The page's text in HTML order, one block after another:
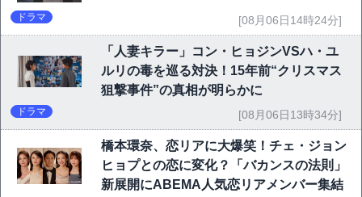
ドラマ [08月06日14時24分]
「人妻キラー」コン・ヒョジンVSハ・ユ
ルリの毒を巡る対決！15年前“クリスマス
狙撃事件”の真相が明らかに
ドラマ [08月06日13時34分]
橋本環奈、恋リアに大爆笑！チェ・ジョン
ヒョプとの恋に変化？「バカンスの法則」
新展開にABEMA人気恋リアメンバー集結